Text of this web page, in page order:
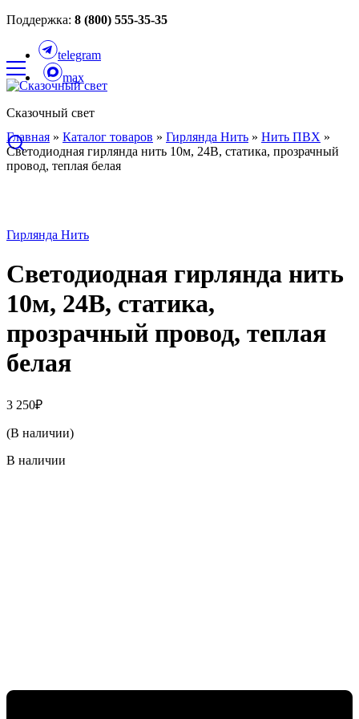
Поддержка: 8 (800) 555-35-35
telegram
max
Сказочный свет
Главная » Каталог товаров » Гирлянда Нить » Нить ПВХ »
Светодиодная гирлянда нить 10м, 24В, статика, прозрачный
провод, теплая белая
Гирлянда Нить
Светодиодная гирлянда нить
10м, 24В, статика,
прозрачный провод, теплая
белая
3 250₽
(В наличии)
В наличии